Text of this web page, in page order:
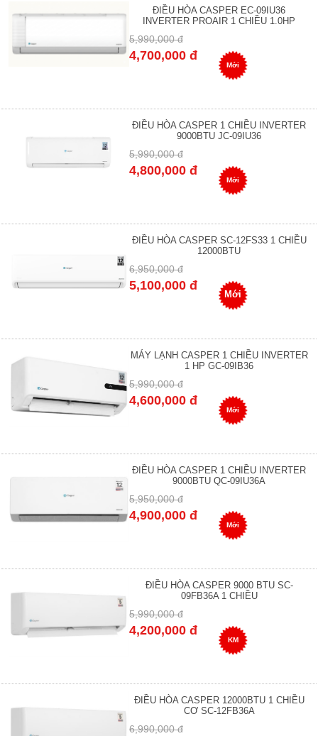
ĐIỀU HÒA CASPER EC-09IU36
INVERTER PROAIR 1 CHIỀU 1.0HP
5,990,000 đ
4,700,000 đ
Mới
ĐIỀU HÒA CASPER 1 CHIỀU INVERTER
9000BTU JC-09IU36
5,990,000 đ
4,800,000 đ
Mới
ĐIỀU HÒA CASPER SC-12FS33 1 CHIỀU
12000BTU
6,950,000 đ
5,100,000 đ
Mới
MÁY LẠNH CASPER 1 CHIỀU INVERTER
1 HP GC-09IB36
5,990,000 đ
4,600,000 đ
Mới
ĐIỀU HÒA CASPER 1 CHIỀU INVERTER
9000BTU QC-09IU36A
5,950,000 đ
4,900,000 đ
Mới
ĐIỀU HÒA CASPER 9000 BTU SC-
09FB36A 1 CHIỀU
5,990,000 đ
4,200,000 đ
KM
ĐIỀU HÒA CASPER 12000BTU 1 CHIỀU
CƠ SC-12FB36A
6,990,000 đ